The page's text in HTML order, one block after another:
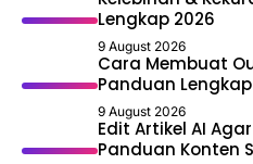
Lengkap 2026
9 August 2026
Cara Membuat
Panduan Lengkap
9 August 2026
Edit Artikel AI
Panduan Konten